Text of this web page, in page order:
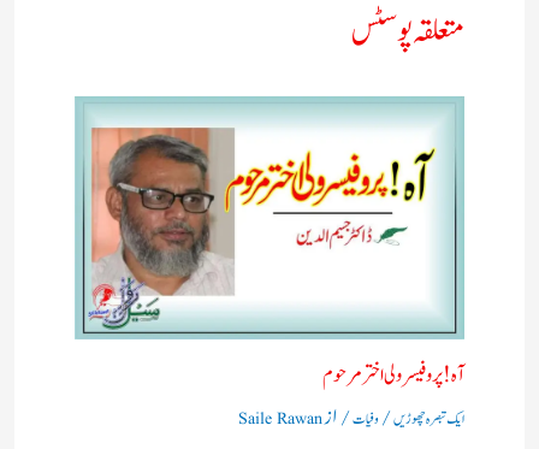
متعلقہ پوسٹس
آه ! پروفیسر ولی اختر مرحوم
ایک تبصرہ چھوڑیں/ وفیات/ ازSaile Rawan